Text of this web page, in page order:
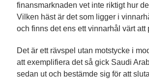
finansmarknaden vet inte riktigt hur
Vilken häst är det som ligger i
och finns det ens ett vinnarhål värt att
Det är ett rävspel utan motstycke i
att exemplifiera det så gick Saudi
sedan ut och bestämde sig för att